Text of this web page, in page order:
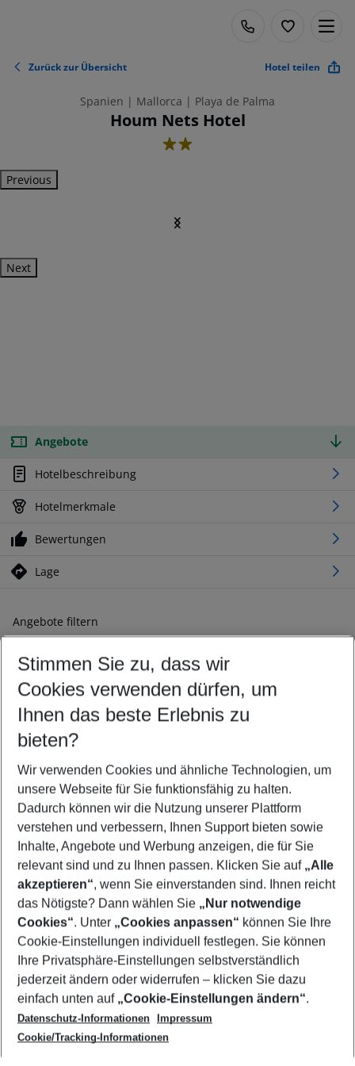
Zurück zur Übersicht Hotel teilen
Spanien | Mallorca | Playa de Palma
Houm Nets Hotel
2
Previous
Next
Angebote
Hotelbeschreibung
Hotelmerkmale
Bewertungen
Lage
Angebote filtern
Ändern Sie Ihre Kriterien nach Ihren Wünschen
Abflughafen wählen
Beliebiger Abflughafen
Reisezeitraum wählen
08.08.26– 06.08.27 5-8 Nächte
2 Erwachsene Keine Kinder
Mehr Filter anzeigen
Footer
Footer navigation
Über uns
AGB
Cookie-Einstellungen ändern
Cookie-Richtlinie
Datenschutz
Service & Hilfe
Barrierefreies Reisen
Check-in
Folgen Sie uns
Stimmen Sie zu, dass wir
Cookies verwenden dürfen, um
Ihnen das beste Erlebnis zu
bieten?
Wir verwenden Cookies und ähnliche Technologien, um
unsere Webseite für Sie funktionsfähig zu halten.
Dadurch können wir die Nutzung unserer Plattform
verstehen und verbessern, Ihnen Support bieten sowie
Inhalte, Angebote und Werbung anzeigen, die für Sie
relevant sind und zu Ihnen passen. Klicken Sie auf „Alle
akzeptieren“, wenn Sie einverstanden sind. Ihnen reicht
das Nötigste? Dann wählen Sie „Nur notwendige
Cookies“. Unter „Cookies anpassen“ können Sie Ihre
Cookie-Einstellungen individuell festlegen. Sie können
Ihre Privatsphäre-Einstellungen selbstverständlich
jederzeit ändern oder widerrufen – klicken Sie dazu
einfach unten auf „Cookie-Einstellungen ändern“.
Datenschutz-Informationen
Impressum
Cookie/Tracking-Informationen